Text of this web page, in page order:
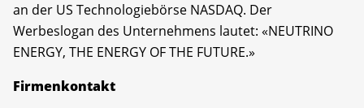
an der US Technologiebörse NASDAQ. Der
Werbeslogan des Unternehmens lautet: «NEUTRINO
ENERGY, THE ENERGY OF THE FUTURE.»
Firmenkontakt